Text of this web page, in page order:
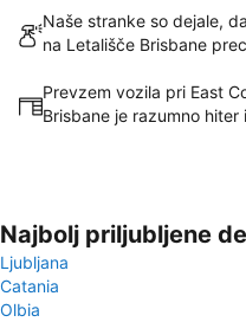
Naše stranke so dejale,
na Letališče Brisbane
Prevzem vozila pri East
Brisbane je razumno
Najbolj priljubljene
Ljubljana
Catania
Olbia